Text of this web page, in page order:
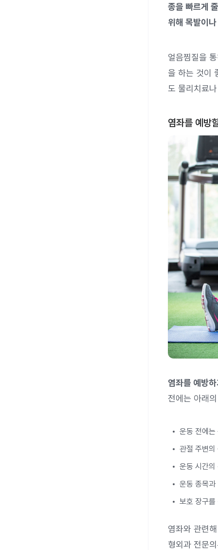
종을 빠르게
위해 목발이
얼음찜질을
을 하는 것이
도 물리치료
염좌를 예방
염좌를 예방
전에는 아래
운동 전에는
관절 주변의
운동 시간의
운동 종목과
보호 장구를
염좌와 관련
형외과 전문